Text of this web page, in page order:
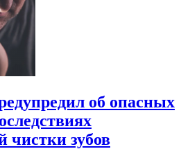
об опасных
чистки зубов